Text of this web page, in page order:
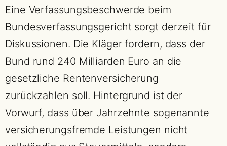
Eine Verfassungsbeschwerde beim
Bundesverfassungsgericht sorgt derzeit für
Diskussionen. Die Kläger fordern, dass der
Bund rund 240 Milliarden Euro an die
gesetzliche Rentenversicherung
zurückzahlen soll. Hintergrund ist der
Vorwurf, dass über Jahrzehnte sogenannte
versicherungsfremde Leistungen nicht